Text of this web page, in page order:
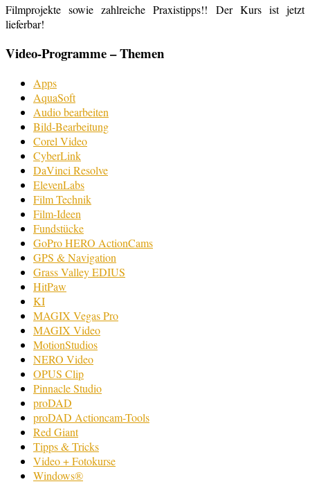
Filmprojekte sowie zahlreiche Praxistipps!! Der Kurs ist jetzt
lieferbar!
Video-Programme – Themen
Apps
AquaSoft
Audio bearbeiten
Bild-Bearbeitung
Corel Video
CyberLink
DaVinci Resolve
ElevenLabs
Film Technik
Film-Ideen
Fundstücke
GoPro HERO ActionCams
GPS & Navigation
Grass Valley EDIUS
HitPaw
KI
MAGIX Vegas Pro
MAGIX Video
MotionStudios
NERO Video
OPUS Clip
Pinnacle Studio
proDAD
proDAD Actioncam-Tools
Red Giant
Tipps & Tricks
Video + Fotokurse
Windows®